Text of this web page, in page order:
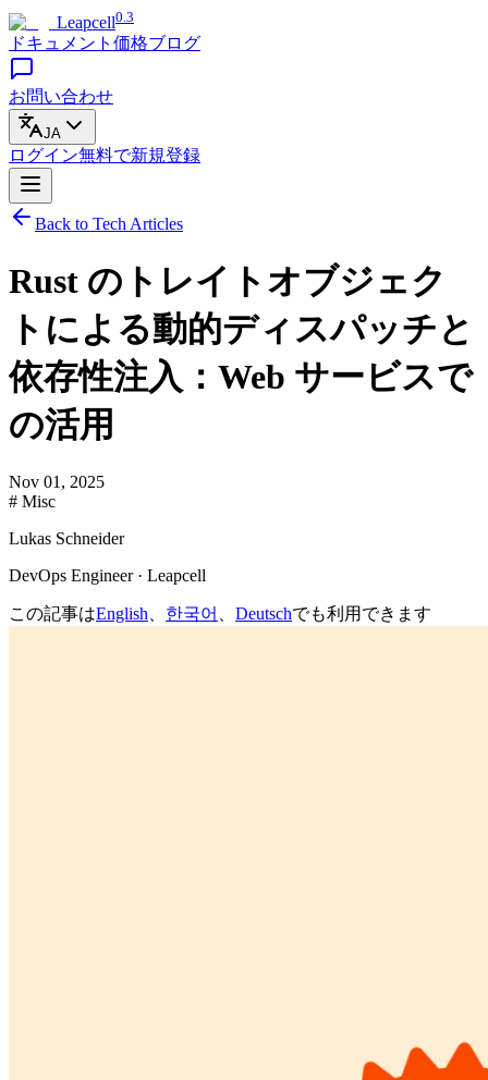
Leapcell0.3
ドキュメント 価格ブログ
お問い合わせ
JA
ログイン無料で新規登録
Back to Tech Articles
Rust のトレイトオブジェク
トによる動的ディスパッチと
依存性注入：Web サービスで
の活用
Nov 01, 2025
# Misc
Lukas Schneider
DevOps Engineer · Leapcell
この記事はEnglish 한국어 Deutschでも利用できます